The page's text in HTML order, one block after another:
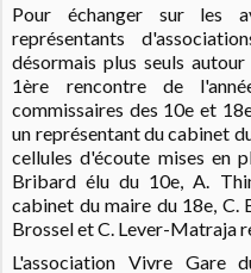
Pour échanger sur les
représentants
désormais plus seuls
1ère rencontre de
commissaires des 10e et
un représentant du cabinet
cellules d'écoute mises en
Bribard élu du 10e, A.
cabinet du maire du 18e,
Brossel et C. Lever-Matraja
L'association Vivre